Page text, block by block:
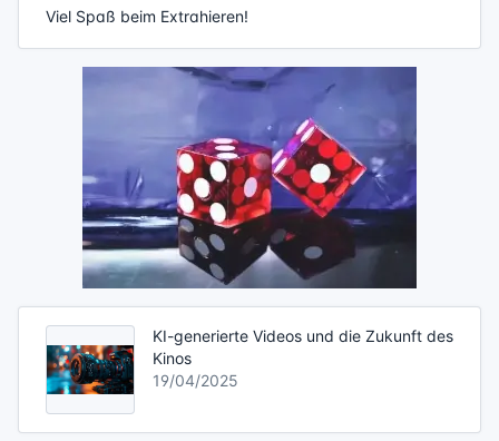
Viel Spaß beim Extrahieren!
KI-generierte Videos und die Zukunft des
Kinos
19/04/2025